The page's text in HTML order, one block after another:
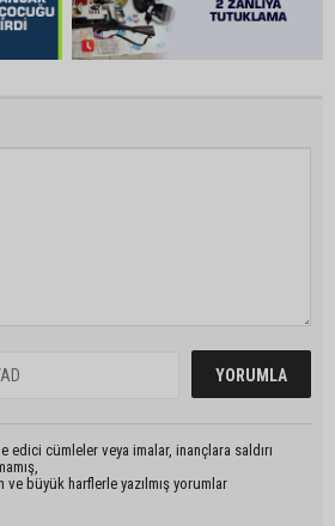
edici cümleler veya imalar, inançlara saldırı
ve büyük harflerle yazılmış yorumlar